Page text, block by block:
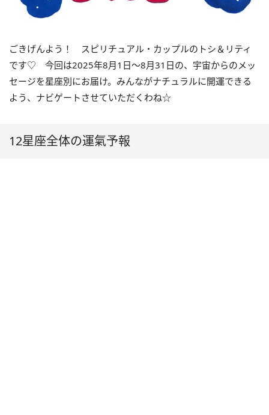
ごきげんよう！ スピリチュアル・カップルのトシ＆リティ
です♡ 今回は2025年8月1 日〜8月31 日の、宇宙からのメッ
セージを星座別にお届け。みんながナチュラルに開運できる
よう、ナビゲートさせていただくわね☆
12星座全体の運氣予報